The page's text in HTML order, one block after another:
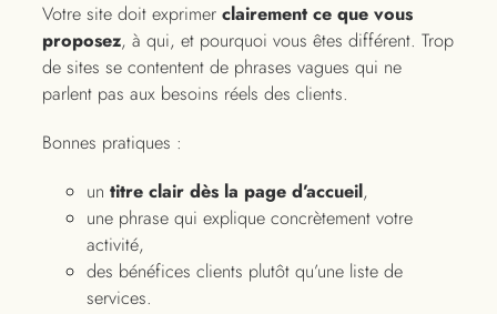
Votre site doit exprimer clairement ce que vous
proposez, à qui, et pourquoi vous êtes différent. Trop
de sites se contentent de phrases vagues qui ne
parlent pas aux besoins réels des clients.
Bonnes pratiques :
un titre clair dès la page d’accueil,
une phrase qui explique concrètement votre
activité,
des bénéfices clients plutôt qu’une liste de
services.